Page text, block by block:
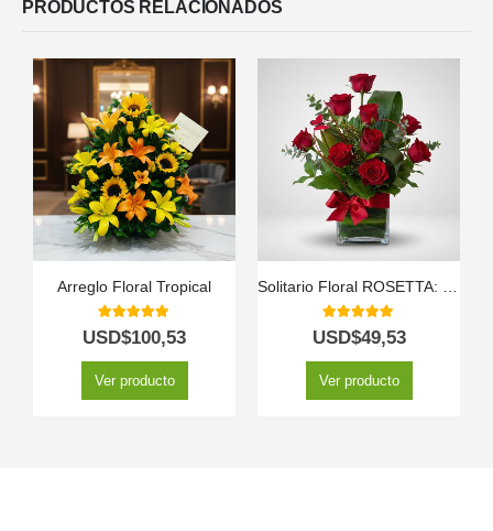
PRODUCTOS RELACIONADOS
Arreglo Floral Tropical
5.00out of 5
USD$100,53
Ver producto
5.00 out of 5
USD$49,53
Ver producto